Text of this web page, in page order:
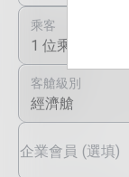
乘客
1 位乘客
客艙級別
經濟艙
企業會員 (選填)